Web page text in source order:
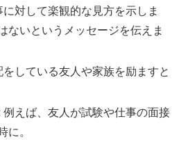
対して楽観的な見方を示しま
ないというメッセージを伝えま
している友人や家族を励ますと
例えば、友人が試験や仕事の面接
に。